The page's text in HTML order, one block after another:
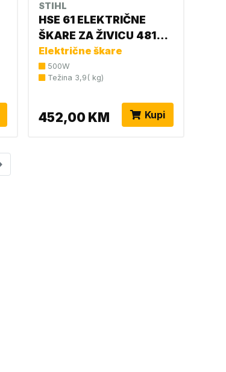
STIHL
HSE 61 ELEKTRIČNE
ŠKARE ZA ŽIVICU 4812
011 3503
Električne škare
500W
Težina 3,9( kg)
452,00 KM Kupi